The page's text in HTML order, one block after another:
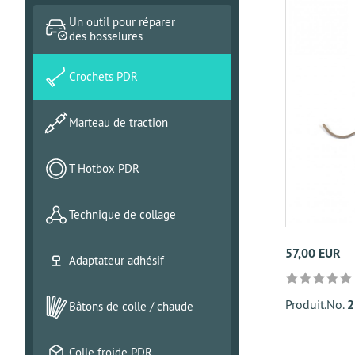
57,00 EUR
Produit.No.
Un outil pour réparer
des bosselures
Crochets PDR
Marteau de traction
T Hotbox PDR
Technique de collage
Adaptateur adhésif
Bâtons de colle / chaude